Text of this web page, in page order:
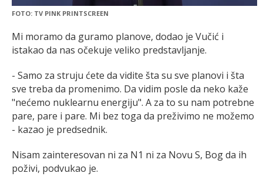
FOTO: TV PINK PRINTSCREEN
Mi moramo da guramo planove, dodao je Vučić i
istakao da nas očekuje veliko predstavljanje.
- Samo za struju ćete da vidite šta su sve planovi i šta
sve treba da promenimo. Da vidim posle da neko kaže
"nećemo nuklearnu energiju". A za to su nam potrebne
pare, pare i pare. Mi bez toga da preživimo ne možemo
- kazao je predsednik.
Nisam zainteresovan ni za N1 ni za Novu S, Bog da ih
poživi, podvukao je.